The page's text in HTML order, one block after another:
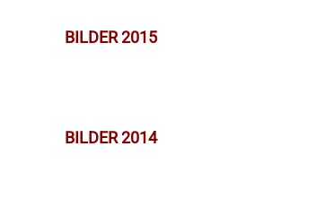
BILDER 2015
BILDER 2014